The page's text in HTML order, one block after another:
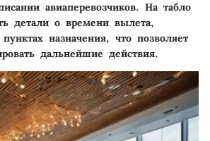
авиаперевозчиков. На табло
детали о времени вылета,
назначения, что позволяет
дальнейшие действия.